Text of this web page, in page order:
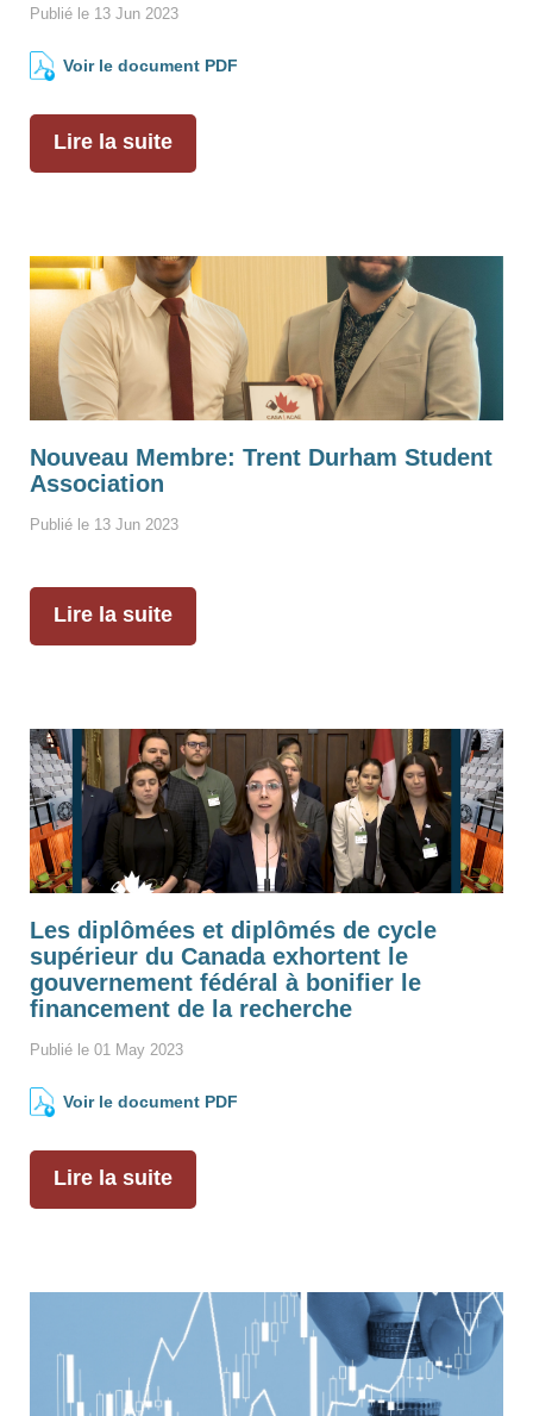
Publié le 13 Jun 2023
Voir le document PDF
Lire la suite
Nouveau Membre: Trent Durham Student
Association
Publié le 13 Jun 2023
Lire la suite
Les diplômées et diplômés de cycle
supérieur du Canada exhortent le
gouvernement fédéral à bonifier le
financement de la recherche
Publié le 01 May 2023
Voir le document PDF
Lire la suite